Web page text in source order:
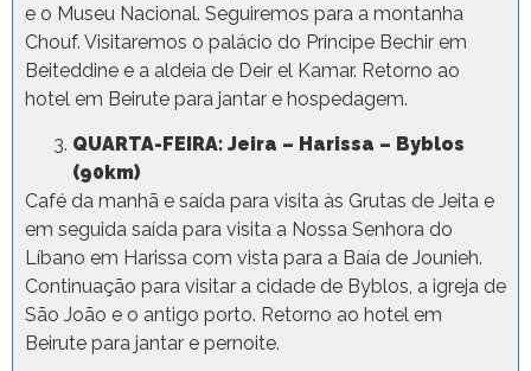
e o Museu Nacional. Seguiremos para a montanha
Chouf. Visitaremos o palácio do Príncipe Bechir em
Beiteddine e a aldeia de Deir el Kamar. Retorno ao
hotel em Beirute para jantar e hospedagem.
QUARTA-FEIRA: Jeira – Harissa – Byblos
(90km)
Café da manhã e saída para visita às Grutas de Jeita e
em seguida saída para visita a Nossa Senhora do
Líbano em Harissa com vista para a Baía de Jounieh.
Continuação para visitar a cidade de Byblos, a igreja de
São João e o antigo porto. Retorno ao hotel em
Beirute para jantar e pernoite.